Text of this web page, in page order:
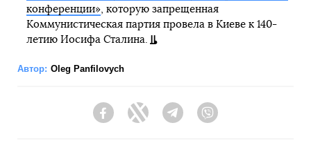
конференции», которую запрещенная
Коммунистическая партия провела в Киеве к 140-
летию Иосифа Сталина.
Автор: Oleg Panfilovych
FacebookTwitter Telegram